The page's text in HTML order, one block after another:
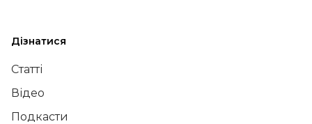
Дізнатися
Статті
Відео
Подкасти